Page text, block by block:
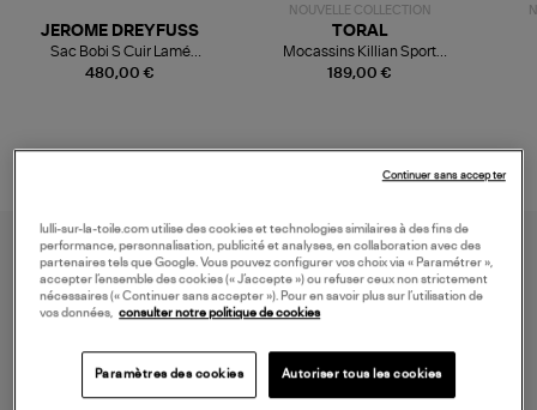
480,00 €
JEROME DREYFUSS
Sac Bobi S Cuir Lamé
Champagne
NOUVELLE COLLECTION
189,00 €
TORAL
Mocassins Killian Sport
Mousse
LIVRAISON GRATUITE
à partir de 150 € d'achat*
lulli-sur-la-toile.com utilise des cookies et technologies similaires à des fins de
performance, personnalisation, publicité et analyses, en collaboration avec des
partenaires tels que Google. Vous pouvez configurer vos choix via « Paramétrer »,
accepter l’ensemble des cookies (« J’accepte ») ou refuser ceux non strictement
nécessaires (« Continuer sans accepter »). Pour en savoir plus sur l’utilisation de
vos données, consulter notre politique de cookies
Paramètres des cookies Autoriser tous les cookies
Continuer sans accepter